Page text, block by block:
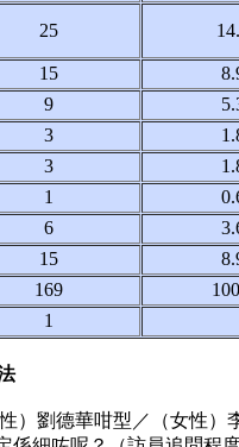
25
15
9
3
3
1
6
15
169
1
）劉德華咁型／（女性